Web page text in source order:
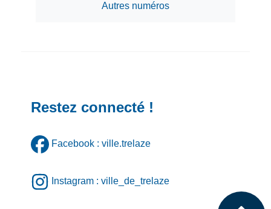
Autres numéros
Restez connecté !
Facebook : ville.trelaze
Instagram : ville_de_trelaze